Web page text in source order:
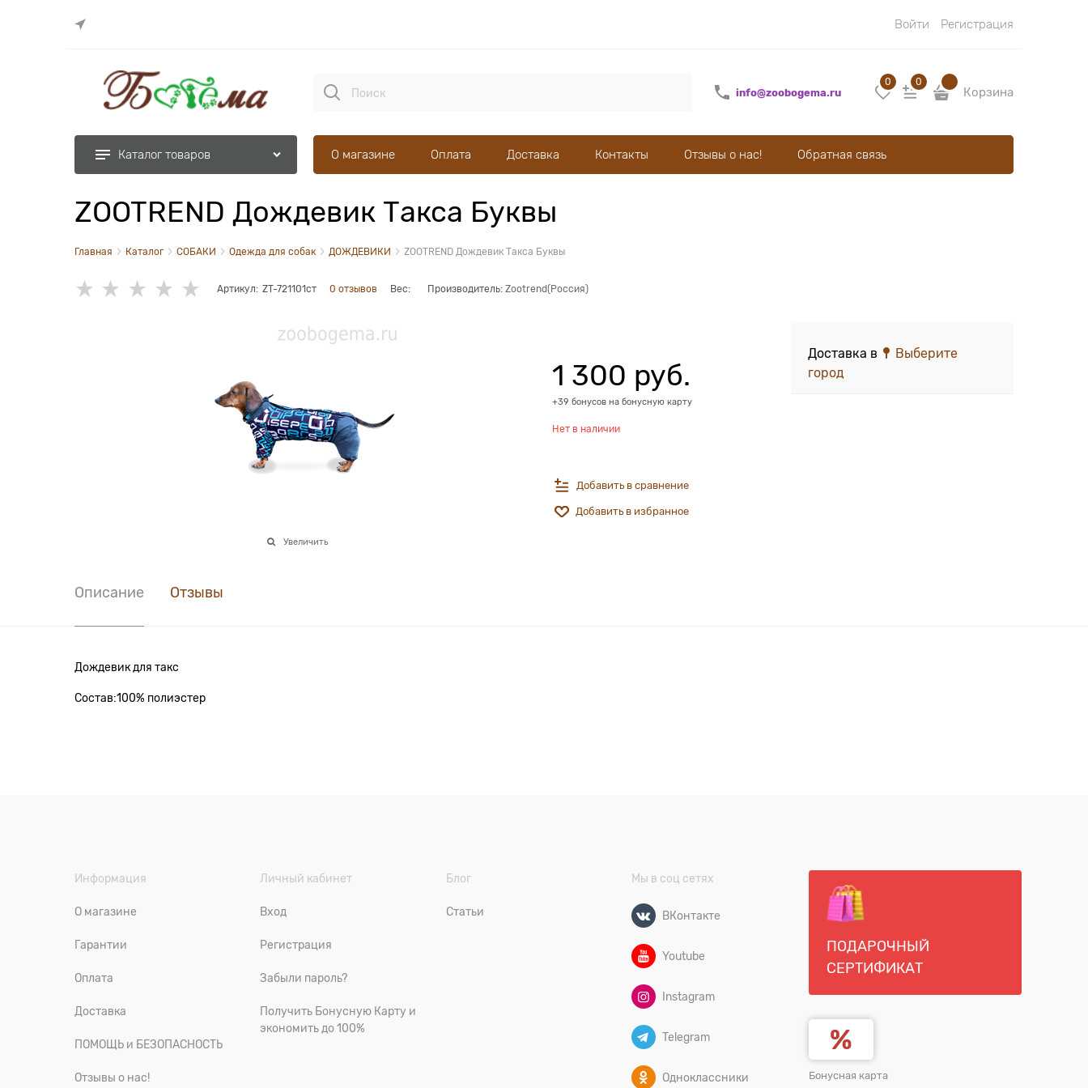
Войти Регистрация
info@zoobogema.ru
0 0
Корзина
Каталог товаров О магазине Оплата Доставка Контакты Отзывы о нас! Обратная связь
ZOOTREND Дождевик Такса Буквы
Главная Каталог СОБАКИ Одежда для собак ДОЖДЕВИКИ ZOOTREND Дождевик Такса Буквы
Артикул: ZT-721101ст 0 отзывов Вес: Производитель: Zootrend(Россия)
Увеличить
1 300 руб.
+39 бонусов на бонусную карту
Нет в наличии
Добавить в сравнение
Добавить в избранное
Доставка в
Выберите
город
Описание Отзывы
Дождевик для такс
Состав:100% полиэстер
Информация
О магазине
Гарантии
Оплата
Доставка
ПОМОЩЬ и БЕЗОПАСНОСТЬ
Отзывы о нас!
Личный кабинет
Вход
Регистрация
Забыли пароль?
Получить Бонусную Карту и
экономить до 100%
Блог
Статьи
Мы в соц сетях
ВКонтакте
Youtube
Instagram
Telegram
Одноклассники
ПОДАРОЧНЫЙ
СЕРТИФИКАТ
Бонусная карта